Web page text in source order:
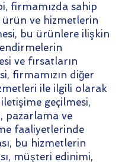
firmamızda sahip
ve hizmetlerin
bu ürünlere ilişkin
ve fırsatların
firmamızın diğer
ile ilgili olarak
geçilmesi,
pazarlama ve
faaliyetlerinde
bu hizmetlerin
müşteri edinimi,